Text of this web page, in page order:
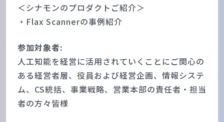
＜シナモンのプロダクトご紹介＞
・Flax Scannerの事例紹介
参加対象者:
人工知能を経営に活用されていくことにご関心の
ある経営者層、役員および経営企画、情報システ
ム、CS統括、事業戦略、営業本部の責任者・担当
者の方々皆様